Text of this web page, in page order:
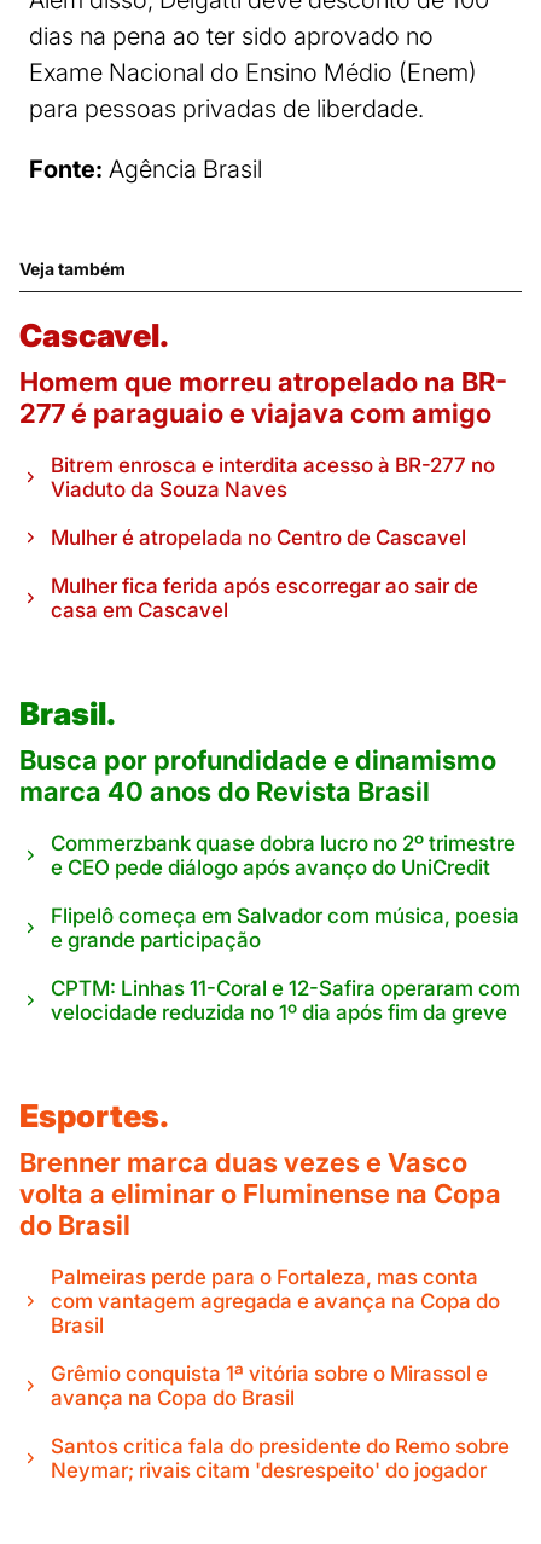
dias na pena ao ter sido aprovado no
Exame Nacional do Ensino Médio (Enem)
para pessoas privadas de liberdade.
Fonte: Agência Brasil
Veja também
Cascavel.
Homem que morreu atropelado na BR-
277 é paraguaio e viajava com amigo
Bitrem enrosca e interdita acesso à BR-277 no
Viaduto da Souza Naves
Mulher é atropelada no Centro de Cascavel
Mulher fica ferida após escorregar ao sair de
casa em Cascavel
Brasil.
Busca por profundidade e dinamismo
marca 40 anos do Revista Brasil
Commerzbank quase dobra lucro no 2º trimestre
e CEO pede diálogo após avanço do UniCredit
Flipelô começa em Salvador com música, poesia
e grande participação
CPTM: Linhas 11-Coral e 12-Safira operaram com
velocidade reduzida no 1º dia após fim da greve
Esportes.
Brenner marca duas vezes e Vasco
volta a eliminar o Fluminense na Copa
do Brasil
Palmeiras perde para o Fortaleza, mas conta
com vantagem agregada e avança na Copa do
Brasil
Grêmio conquista 1ª vitória sobre o Mirassol e
avança na Copa do Brasil
Santos critica fala do presidente do Remo sobre
Neymar; rivais citam 'desrespeito' do jogador